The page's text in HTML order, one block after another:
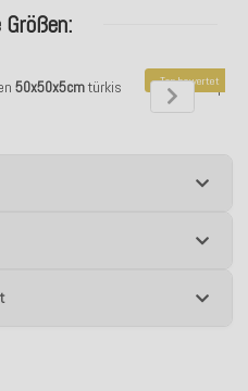
50x50x5cmtürkis
Top bewertet
H.O.C.K.